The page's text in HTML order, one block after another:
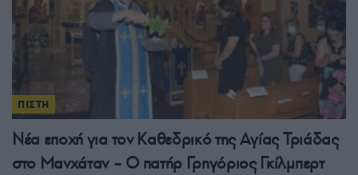
ΠΙΣΤΗ
Νέα εποχή για τον Καθεδρικό της Αγίας Τριάδας
στο Μανχάταν – O πατήρ Γρηγόριος Γκίλμπερτ